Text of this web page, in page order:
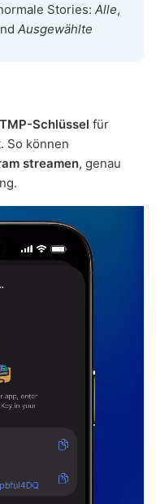
Stories: Alle,
Ausgewählte
Schlüssel für
So können
streamen, genau